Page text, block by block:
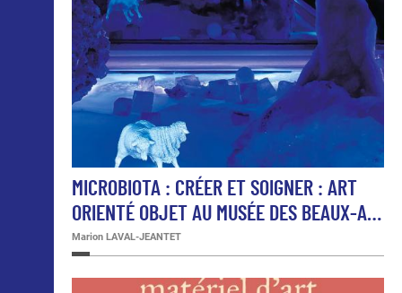
MICROBIOTA : CRÉER ET SOIGNER : ART
ORIENTÉ OBJET AU MUSÉE DES BEAUX-A…
Marion LAVAL-JEANTET